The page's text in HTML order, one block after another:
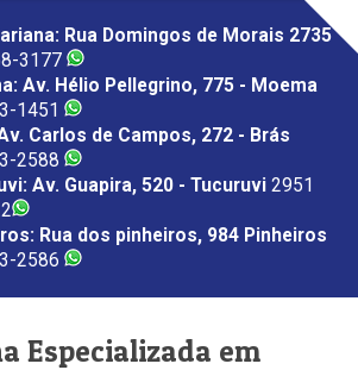
Rua Domingos de Morais 2735
3177
Av. Hélio Pellegrino, 775 - Moema
1451
Carlos de Campos, 272 - Brás
2588
Av. Guapira, 520 - Tucuruvi 2951
Rua dos pinheiros, 984 Pinheiros
2586
Especializada em